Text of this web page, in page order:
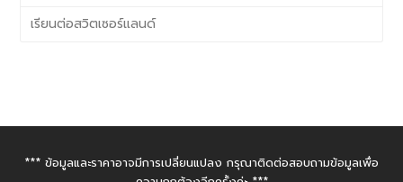
เรียนต่อสวิตเซอร์แลนด์
*** ข้อมูลและราคาอาจมีการเปลี่ยนแปลง กรุณาติดต่อสอบถามข้อมูลเพื่อ